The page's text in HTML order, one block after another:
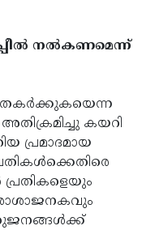
നൽകണമെന്ന്
തകർക്കുകയെന്ന
കയറി
പ്രമാദമായ
പ്രതികളെയും